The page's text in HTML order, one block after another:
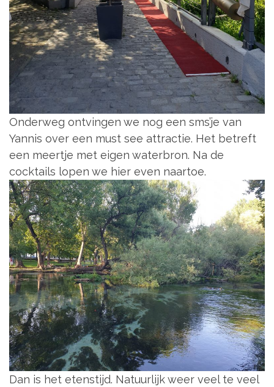
Onderweg ontvingen we nog een sms’je van
Yannis over een must see attractie. Het betreft
een meertje met eigen waterbron. Na de
cocktails lopen we hier even naartoe.
Dan is het etenstijd. Natuurlijk weer veel te veel